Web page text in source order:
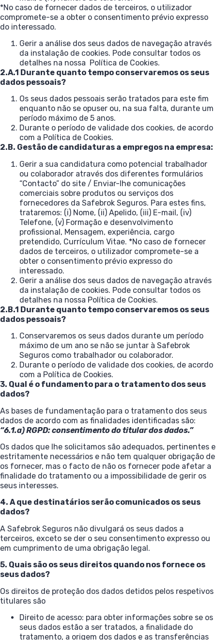
*No caso de fornecer dados de terceiros, o utilizador
compromete-se a obter o consentimento prévio expresso
do interessado.
Gerir a análise dos seus dados de navegação através
da instalação de cookies. Pode consultar todos os
detalhes na nossa Política de Cookies.
2.A.1 Durante quanto tempo conservaremos os seus
dados pessoais?
Os seus dados pessoais serão tratados para este fim
enquanto não se opuser ou, na sua falta, durante um
período máximo de 5 anos.
Durante o período de validade dos cookies, de acordo
com a Política de Cookies.
2.B. Gestão de candidaturas a empregos na empresa:
Gerir a sua candidatura como potencial trabalhador
ou colaborador através dos diferentes formulários
“Contacto” do site / Enviar-lhe comunicações
comerciais sobre produtos ou serviços dos
fornecedores da Safebrok Seguros. Para estes fins,
trataremos: (i) Nome, (ii) Apelido, (iii) E-mail, (iv)
Telefone, (v) Formação e desenvolvimento
profissional, Mensagem, experiência, cargo
pretendido, Currículum Vitae. *No caso de fornecer
dados de terceiros, o utilizador compromete-se a
obter o consentimento prévio expresso do
interessado.
Gerir a análise dos seus dados de navegação através
da instalação de cookies. Pode consultar todos os
detalhes na nossa Política de Cookies.
2.B.1 Durante quanto tempo conservaremos os seus
dados pessoais?
Conservaremos os seus dados durante um período
máximo de um ano se não se juntar à Safebrok
Seguros como trabalhador ou colaborador.
Durante o período de validade dos cookies, de acordo
com a Política de Cookies.
3. Qual é o fundamento para o tratamento dos seus
dados?
As bases de fundamentação para o tratamento dos seus
dados de acordo com as finalidades identificadas são:
“6.1.a) RGPD: consentimento do titular dos dados.”
Os dados que lhe solicitamos são adequados, pertinentes e
estritamente necessários e não tem qualquer obrigação de
os fornecer, mas o facto de não os fornecer pode afetar a
finalidade do tratamento ou a impossibilidade de gerir os
seus interesses.
4. A que destinatários serão comunicados os seus
dados?
A Safebrok Seguros não divulgará os seus dados a
terceiros, exceto se der o seu consentimento expresso ou
em cumprimento de uma obrigação legal.
5. Quais são os seus direitos quando nos fornece os
seus dados?
Os direitos de proteção dos dados detidos pelos respetivos
titulares são
Direito de acesso: para obter informações sobre se os
seus dados estão a ser tratados, a finalidade do
tratamento, a origem dos dados e as transferências